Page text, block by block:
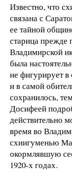
Известно, что
связана с
ее тайной
старица прежде
Владимирской
была
не фигурирует в
и в самой
сохранилось,
Досифеей
действительно
время во
схиигуменью
окормлявшую
1920-х годах.